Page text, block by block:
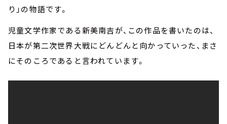
り」の物語です。
児童文学作家である新美南吉が、この作品を書いたのは、
日本が第二次世界大戦にどんどんと向かっていった、まさ
にそのころであると言われています。